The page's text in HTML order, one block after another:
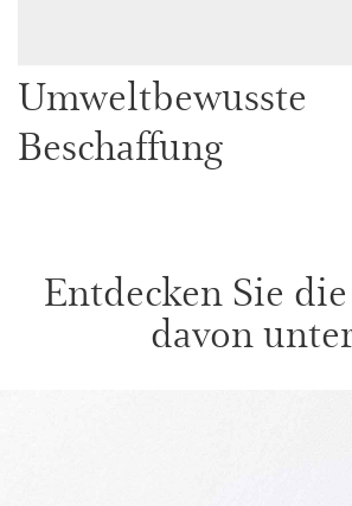
Umweltbewusste
Beschaffung
Entdecken Sie
davon